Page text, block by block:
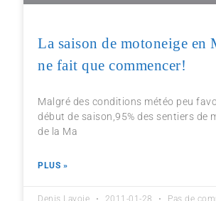
La saison de motoneige en
ne fait que commencer!
Malgré des conditions météo peu
début de saison,95% des sentiers de
de la Ma
PLUS »
Denis Lavoie 2011-01-28 Pas de